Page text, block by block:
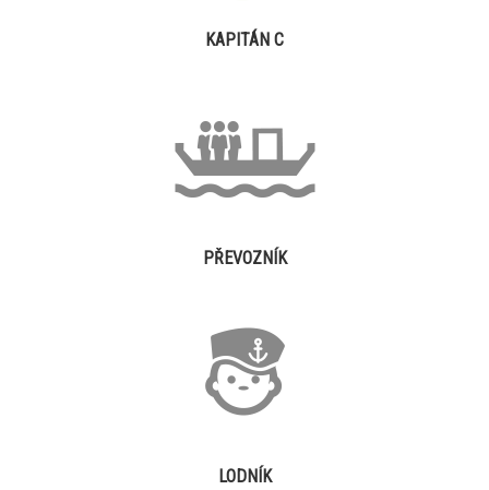
KAPITÁN C
PŘEVOZNÍK
LODNÍK